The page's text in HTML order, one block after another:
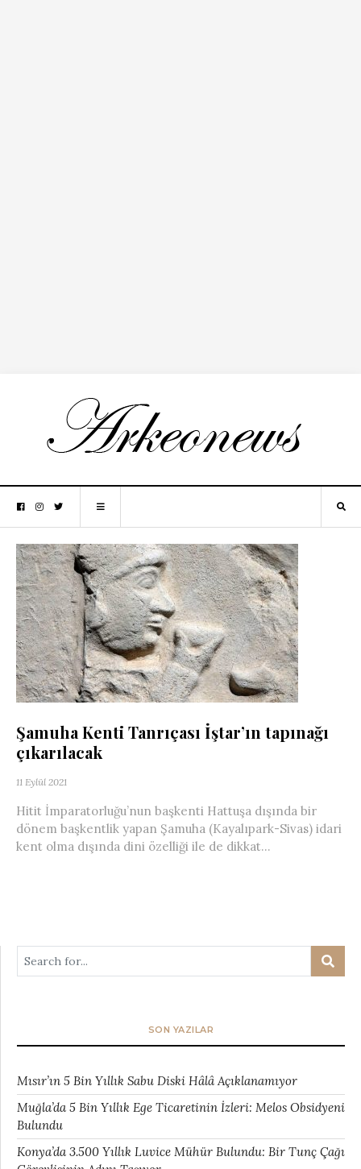
Şamuha Kenti Tanrıçası İştar’ın tapınağı
çıkarılacak
11 Eylül 2021
Hitit İmparatorluğu’nun başkenti Hattuşa dışında bir
dönem başkentlik yapan Şamuha (Kayalıpark-Sivas) idari
kent olma dışında dini özelliği ile de dikkat...
SON YAZILAR
Mısır’ın 5 Bin Yıllık Sabu Diski Hâlâ Açıklanamıyor
Muğla’da 5 Bin Yıllık Ege Ticaretinin İzleri: Melos Obsidyeni
Bulundu
Konya’da 3.500 Yıllık Luvice Mühür Bulundu: Bir Tunç Çağı